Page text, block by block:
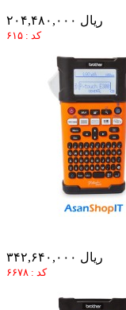
۲۰۴,۴۸۰,۰۰۰ ریال
کد : ۶۱۵
۳۴۲,۶۴۰,۰۰۰ ریال
کد : ۶۶۷۸